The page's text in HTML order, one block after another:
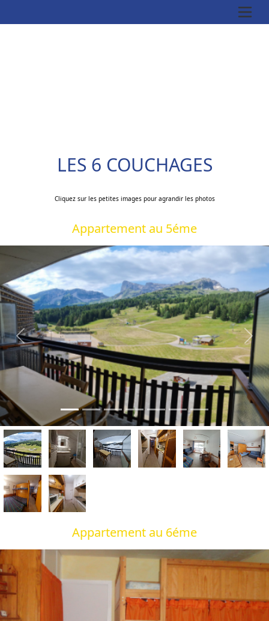
LES 6 COUCHAGES
Cliquez sur les petites images pour agrandir les photos
Appartement au 5éme
Previous Next
Appartement au 6éme